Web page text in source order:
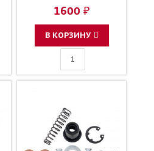
1600 ₽
В КОРЗИНУ